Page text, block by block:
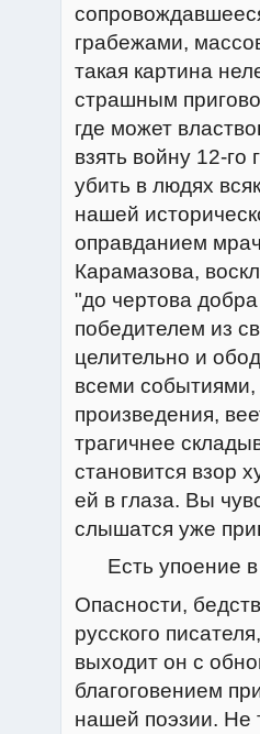
грабежами,
такая картина
страшным
где может
взять войну 12-го
убить в людях
нашей
оправданием
Карамазова,
"до чертова
победителем из
целительно и
всеми событиями,
произведения,
трагичнее
становится взор
ей в глаза. Вы
слышатся уже
Есть упоение
Опасности,
русского
выходит он с
благоговением
нашей поэзии. Не